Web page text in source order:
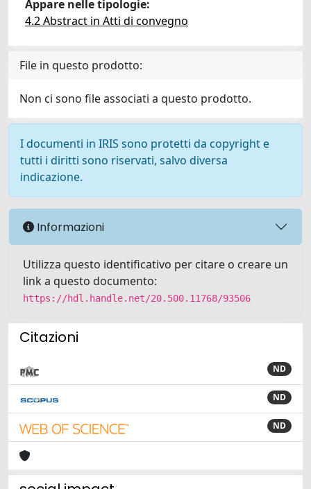
Appare nelle tipologie:
4.2 Abstract in Atti di convegno
File in questo prodotto:
Non ci sono file associati a questo prodotto.
I documenti in IRIS sono protetti da copyright e
tutti i diritti sono riservati, salvo diversa
indicazione.
Informazioni
Utilizza questo identificativo per citare o creare un
link a questo documento:
https://hdl.handle.net/20.500.11768/93506
Citazioni
ND
ND
ND